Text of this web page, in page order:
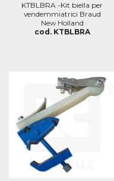
KTBLBRA -Kit biella per
vendemmiatrici Braud
New Holland
cod. KTBLBRA